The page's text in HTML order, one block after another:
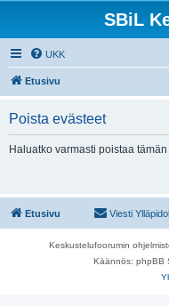
SBiL
UKK
Etusivu
Poista evästeet
Haluatko varmasti poistaa
Etusivu Viesti
Keskustelufoorumin
Käännös: phpBB